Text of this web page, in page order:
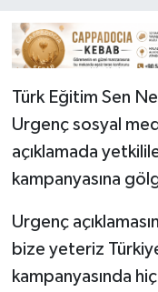
Türk Eğitim Sen
Urgenç sosyal
açıklamada
kampanyasına
Urgenç
bize yeteriz
kampanyasında